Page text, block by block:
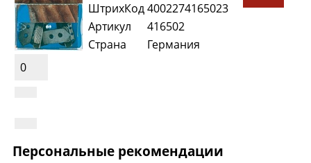
0
ШтрихКод4002274165023
Артикул
416502
Страна
Германия
Персональные рекомендации